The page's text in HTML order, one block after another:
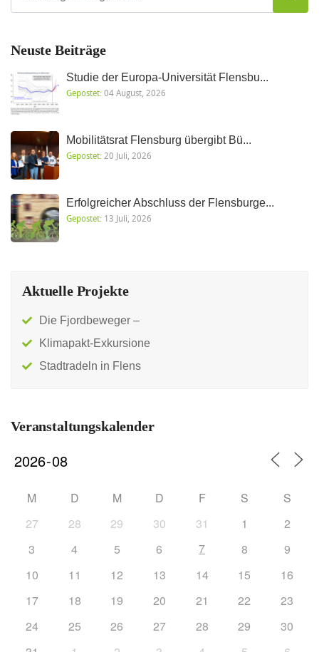
Neuste Beiträge
Studie der Europa-Universität Flensbu...
Gepostet:04 August, 2026
Mobilitätsrat Flensburg übergibt Bü...
Gepostet:20 Juli, 2026
Erfolgreicher Abschluss der Flensburge...
Gepostet: 13 Juli, 2026
Aktuelle Projekte
Die Fjordbeweger –
Klimapakt-Exkursione
Stadtradeln in Flens
Veranstaltungskalender
M D M D F S
S
27
28 29 30 31 1
2
3
4 5 6 7 8
9
10
11 12 13 14 15
16
17
18 19 20 21 22
23
24
25 26 27 28 29
30